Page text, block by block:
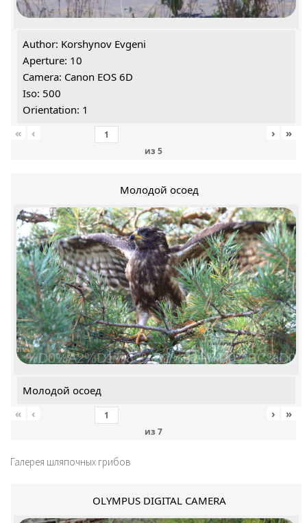
Author: Korshynov Evgeni
Aperture: 10
Camera: Canon EOS 6D
Iso: 500
Orientation: 1
«
‹
из 5
› »
Молодой осоед
Молодой осоед
«
‹
из 7
› »
Галерея шляпочных грибов
OLYMPUS DIGITAL CAMERA